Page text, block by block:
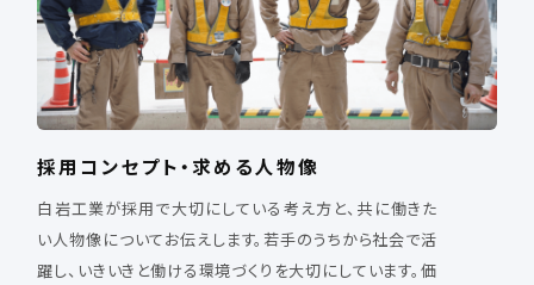
採用コンセプト・求める人物像
白岩工業が採用で大切にしている考え方と、共に働きた
い人物像についてお伝えします。若手のうちから社会で活
躍し、いきいきと働ける環境づくりを大切にしています。価